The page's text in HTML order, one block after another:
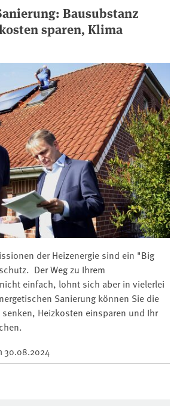
Bausubstanz
sparen, Klima
der Heizenergie sind ein "Big
Der Weg zu Ihrem
einfach, lohnt sich aber in vielerlei
Sanierung können Sie die
Heizkosten einsparen und Ihr
30.08.2024